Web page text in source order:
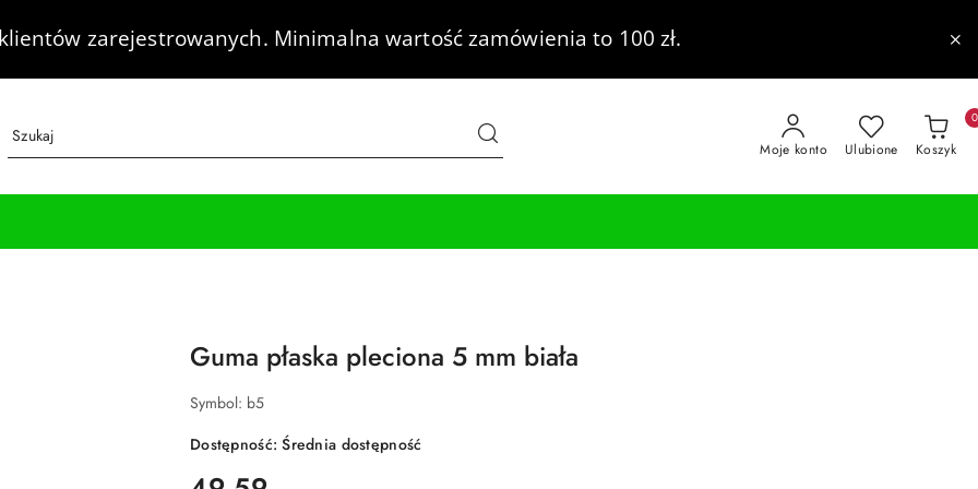
zarejestrowanych. Minimalna wartość zamówienia to 100 zł.
Moje konto Ulubione Koszyk
0
Guma płaska pleciona 5 mm biała
Symbol: b5
Dostępność:Średnia dostępność